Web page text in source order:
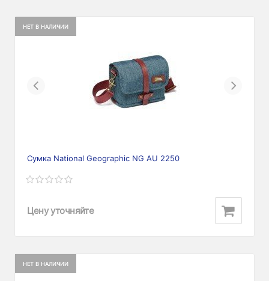
НЕТ В НАЛИЧИИ
Previous Next
Сумка National Geographic NG AU 2250
Цену уточняйте
НЕТ В НАЛИЧИИ